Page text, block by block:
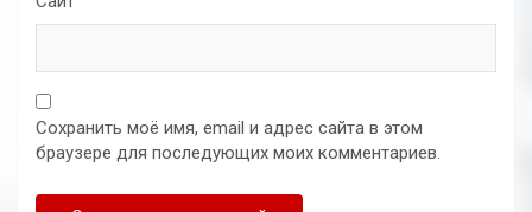
Сохранить моё имя, email и адрес сайта в этом
браузере для последующих моих комментариев.